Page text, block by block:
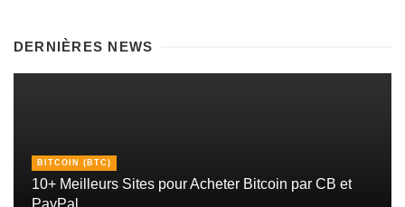
DERNIÈRES NEWS
BITCOIN (BTC)
10+ Meilleurs Sites pour Acheter Bitcoin par CB et
PayPal